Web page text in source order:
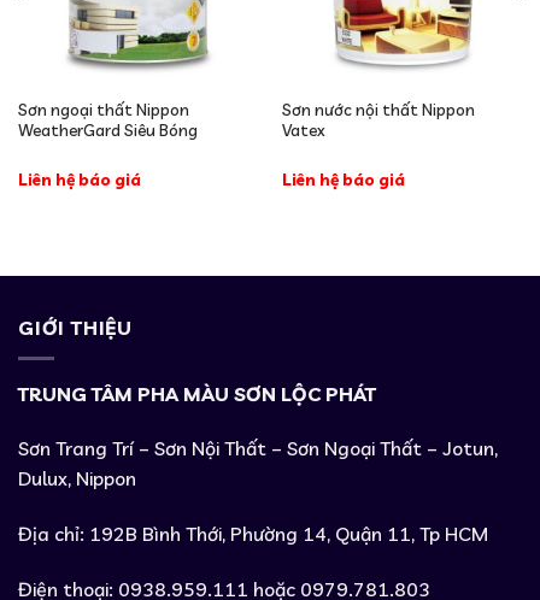
Sơn ngoại thất Nippon
WeatherGard Siêu Bóng
Liên hệ báo giá
Sơn nước nội thất Nippon
Vatex
Liên hệ báo giá
GIỚI THIỆU
TRUNG TÂM PHA MÀU SƠN LỘC PHÁT
Sơn Trang Trí – Sơn Nội Thất – Sơn Ngoại Thất – Jotun,
Dulux, Nippon
Địa chỉ: 192B Bình Thới, Phường 14, Quận 11, Tp HCM
Điện thoại: 0938.959.111 hoặc 0979.781.803